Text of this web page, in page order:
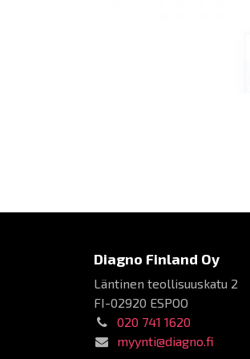
Diagno Finland Oy
Läntinen teollisuuskatu 2
FI-02920 ESPOO
020 741 1620
myynti@diagno.fi